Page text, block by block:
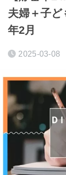
夫婦＋子
年2月
2025-03-08